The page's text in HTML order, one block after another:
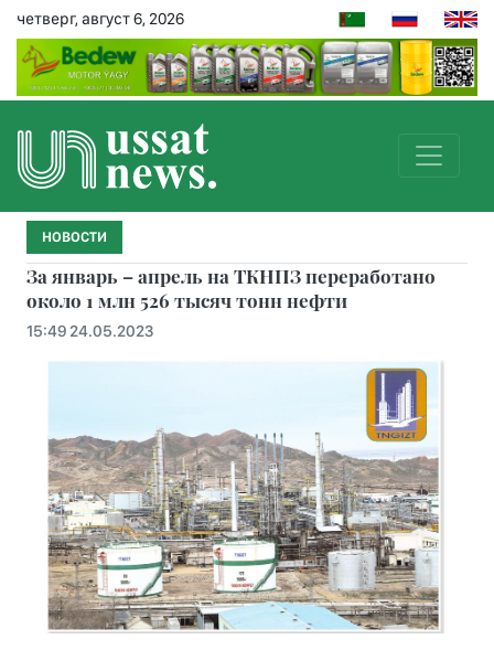
четверг, август 6, 2026
НОВОСТИ
За январь – апрель на ТКНПЗ переработано
около 1 млн 526 тысяч тонн нефти
15:49 24.05.2023